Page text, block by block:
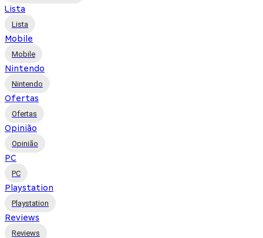
Lista
Lista
Mobile
Mobile
Nintendo
Nintendo
Ofertas
Ofertas
Opinião
Opinião
PC
PC
Playstation
Playstation
Reviews
Reviews